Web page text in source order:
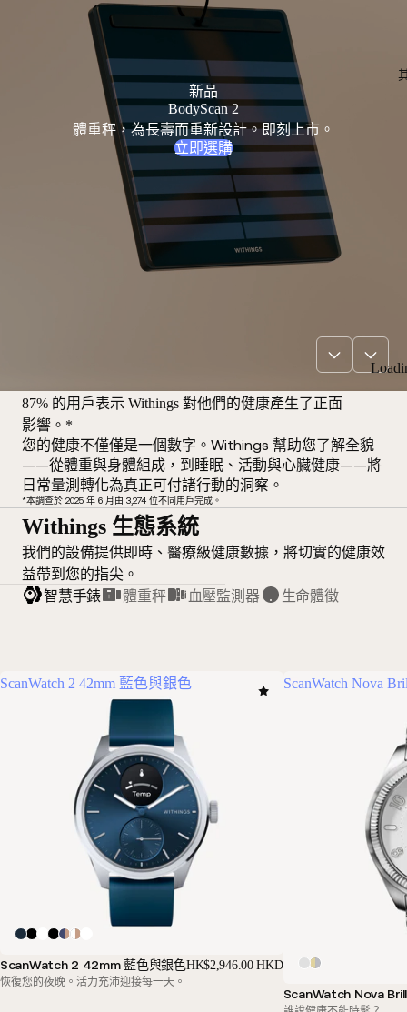
新品
BodyScan 2
體重秤，為長壽而重新設計。即刻上市。
立即選購
87% 的用戶表示 Withings 對他們的健康產生了正面
影響。*
您的健康不僅僅是一個數字。Withings 幫助您了解全貌
——從體重與身體組成，到睡眠、活動與心臟健康——將
日常量測轉化為真正可付諸行動的洞察。
*本調查於 2025 年 6 月由 3,274 位不同用戶完成。
Withings 生態系統
我們的設備提供即時、醫療級健康數據，將切實的健康效
益帶到您的指尖。
智慧手錶 體重秤 血壓監測器 生命體徵
ScanWatch 2 42mm 藍色與銀色
ScanWatch 2 42mm 藍色與銀色HK$2,946.00 HKD
恢復您的夜晚。活力充沛迎接每一天。
ScanWatch Nova
ScanWatch Nova